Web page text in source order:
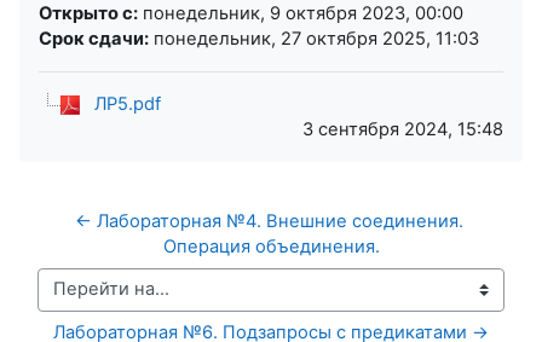
Открыто с: понедельник, 9 октября 2023, 00:00
Срок сдачи: понедельник, 27 октября 2025, 11:03
ЛР5.pdf
3 сентября 2024, 15:48
← Лабораторная №4. Внешние соединения.
Операция объединения.
Перейти на...
Лабораторная №6. Подзапросы с предикатами →